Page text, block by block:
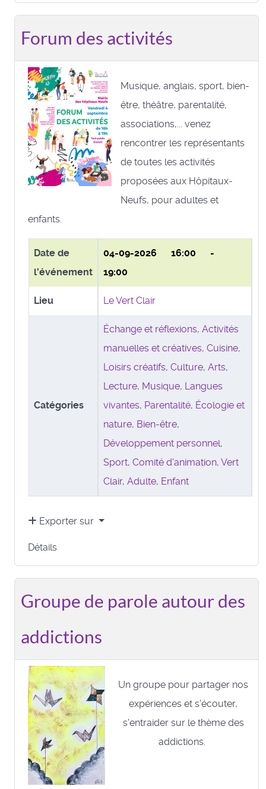
Forum des activités
Musique, anglais, sport, bien-
être, théâtre, parentalité,
associations,... venez
rencontrer les représentants
de toutes les activités
proposées aux Hôpitaux-
Neufs, pour adultes et
enfants.
Date de
l'événement
04-09-2026 16:00 -
19:00
Lieu Le Vert Clair
Catégories
Échange et réflexions, Activités
manuelles et créatives, Cuisine,
Loisirs créatifs, Culture, Arts,
Lecture, Musique, Langues
vivantes, Parentalité, Écologie et
nature, Bien-être,
Développement personnel,
Sport, Comité d'animation, Vert
Clair, Adulte, Enfant
Exporter sur
Détails
Groupe de parole autour des
addictions
Un groupe pour partager nos
expériences et s'écouter,
s'entraider sur le thème des
addictions.